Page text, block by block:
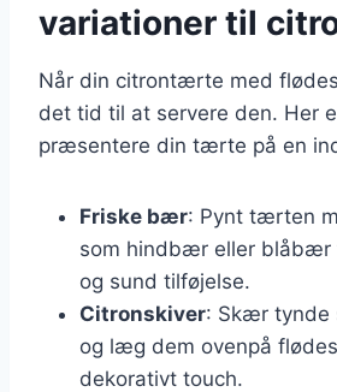
variationer til
Når din citrontærte med
det tid til at servere den. Her
præsentere din tærte på en
Friske bær: Pynt tærten
som hindbær eller blåbær
og sund tilføjelse.
Citronskiver: Skær tynde
og læg dem ovenpå
dekorativt touch.